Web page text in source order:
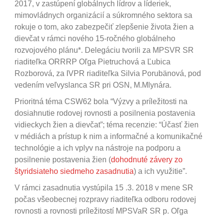
2017, v zastúpení globálnych lídrov a líderiek,
mimovládnych organizácií a súkromného sektora sa
rokuje o tom, ako zabezpečiť zlepšenie života žien a
dievčat v rámci nového 15-ročného globálneho
rozvojového plánu*. Delegáciu tvorili za MPSVR SR
riaditeľka ORRRP Oľga Pietruchová a Ľubica
Rozborová, za IVPR riaditeľka Silvia Porubänová, pod
vedením veľvyslanca SR pri OSN, M.Mlynára.
Prioritná téma CSW62 bola “Výzvy a príležitosti na
dosiahnutie rodovej rovnosti a posilnenia postavenia
vidieckych žien a dievčat”; téma recenzie: “Účasť žien
v médiách a prístup k nim a informačné a komunikačné
technológie a ich vplyv na nástroje na podporu a
posilnenie postavenia žien (dohodnuté závery zo
štyridsiateho siedmeho zasadnutia) a ich využitie”.
V rámci zasadnutia vystúpila 15 .3. 2018 v mene SR
počas všeobecnej rozpravy riaditeľka odboru rodovej
rovnosti a rovnosti príležitostí MPSVaR SR p. Oľga